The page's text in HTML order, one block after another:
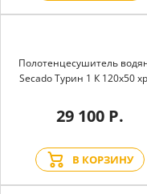
Полотенцесушитель
Secado Турин 1 К 120x50
29 100 Р.
В КОРЗИНУ